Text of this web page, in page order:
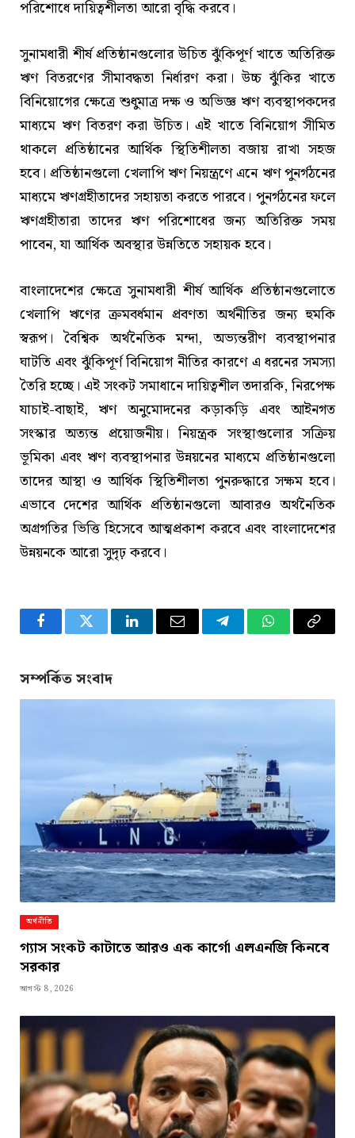
পরিশোধে দায়িত্বশীলতা আরো বৃদ্ধি করবে।
সুনামধারী শীর্ষ প্রতিষ্ঠানগুলোর উচিত ঝুঁকিপূর্ণ খাতে অতিরিক্ত
ঋণ বিতরণের সীমাবদ্ধতা নির্ধারণ করা। উচ্চ ঝুঁকির খাতে
বিনিয়োগের ক্ষেত্রে শুধুমাত্র দক্ষ ও অভিজ্ঞ ঋণ ব্যবস্থাপকদের
মাধ্যমে ঋণ বিতরণ করা উচিত। এই খাতে বিনিয়োগ সীমিত
থাকলে প্রতিষ্ঠানের আর্থিক স্থিতিশীলতা বজায় রাখা সহজ
হবে। প্রতিষ্ঠানগুলো খেলাপি ঋণ নিয়ন্ত্রণে এনে ঋণ পুনর্গঠনের
মাধ্যমে ঋণগ্রহীতাদের সহায়তা করতে পারবে। পুনর্গঠনের ফলে
ঋণগ্রহীতারা তাদের ঋণ পরিশোধের জন্য অতিরিক্ত সময়
পাবেন, যা আর্থিক অবস্থার উন্নতিতে সহায়ক হবে।
বাংলাদেশের ক্ষেত্রে সুনামধারী শীর্ষ আর্থিক প্রতিষ্ঠানগুলোতে
খেলাপি ঋণের ক্রমবর্ধমান প্রবণতা অর্থনীতির জন্য হুমকি
স্বরূপ। বৈশ্বিক অর্থনৈতিক মন্দা, অভ্যন্তরীণ ব্যবস্থাপনার
ঘাটতি এবং ঝুঁকিপূর্ণ বিনিয়োগ নীতির কারণে এ ধরনের সমস্যা
তৈরি হচ্ছে। এই সংকট সমাধানে দায়িত্বশীল তদারকি, নিরপেক্ষ
যাচাই-বাছাই, ঋণ অনুমোদনের কড়াকড়ি এবং আইনগত
সংস্কার অত্যন্ত প্রয়োজনীয়। নিয়ন্ত্রক সংস্থাগুলোর সক্রিয়
ভূমিকা এবং ঋণ ব্যবস্থাপনার উন্নয়নের মাধ্যমে প্রতিষ্ঠানগুলো
তাদের আস্থা ও আর্থিক স্থিতিশীলতা পুনরুদ্ধারে সক্ষম হবে।
এভাবে দেশের আর্থিক প্রতিষ্ঠানগুলো আবারও অর্থনৈতিক
অগ্রগতির ভিত্তি হিসেবে আত্মপ্রকাশ করবে এবং বাংলাদেশের
উন্নয়নকে আরো সুদৃঢ় করবে।
FacebookTwitter LinkedInEmail TelegramWhatsApp
Copy
সম্পর্কিত সংবাদ
অর্থনীতি
গ্যাস সংকট কাটাতে আরও এক কার্গো এলএনজি কিনবে
সরকার
আগস্ট 8, 2026